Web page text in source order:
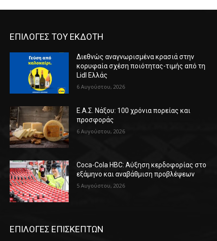
ΕΠΙΛΟΓΕΣ ΤΟΥ ΕΚΔΟΤΗ
Διεθνώς αναγνωρισμένα κρασιά στην
κορυφαία σχέση ποιότητας-τιμής από τη
Lidl Ελλάς
6 Αυγούστου, 2026
Ε.Α.Σ. Νάξου: 100 χρόνια πορείας και
προσφοράς
6 Αυγούστου, 2026
Coca-Cola HBC: Αύξηση κερδοφορίας στο
εξάμηνο και αναβάθμιση προβλέψεων
5 Αυγούστου, 2026
ΕΠΙΛΟΓΕΣ ΕΠΙΣΚΕΠΤΩΝ